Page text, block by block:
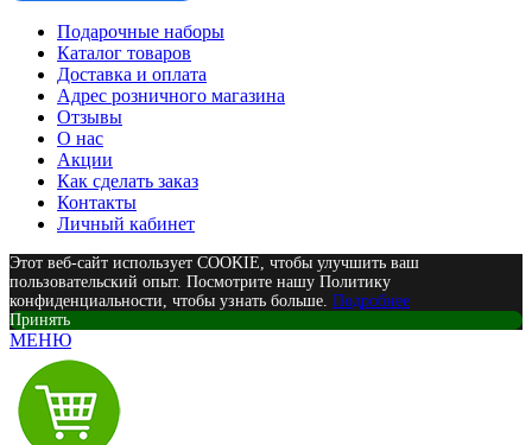
Подарочные наборы
Каталог товаров
Доставка и оплата
Адрес розничного магазина
Отзывы
О нас
Акции
Как сделать заказ
Контакты
Личный кабинет
Этот веб-сайт использует COOKIE, чтобы улучшить ваш
пользовательский опыт. Посмотрите нашу Политику
конфиденциальности, чтобы узнать больше. Подробнее
Принять
МЕНЮ